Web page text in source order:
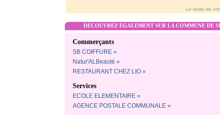
Le reste de
DECOUVREZ EGALEMENT SUR LA COMMUNE DE
Commerçants
SB COIFFURE »
Natur'ALBeauté »
RESTAURANT CHEZ LIO »
Services
ECOLE ELEMENTAIRE »
AGENCE POSTALE COMMUNALE »